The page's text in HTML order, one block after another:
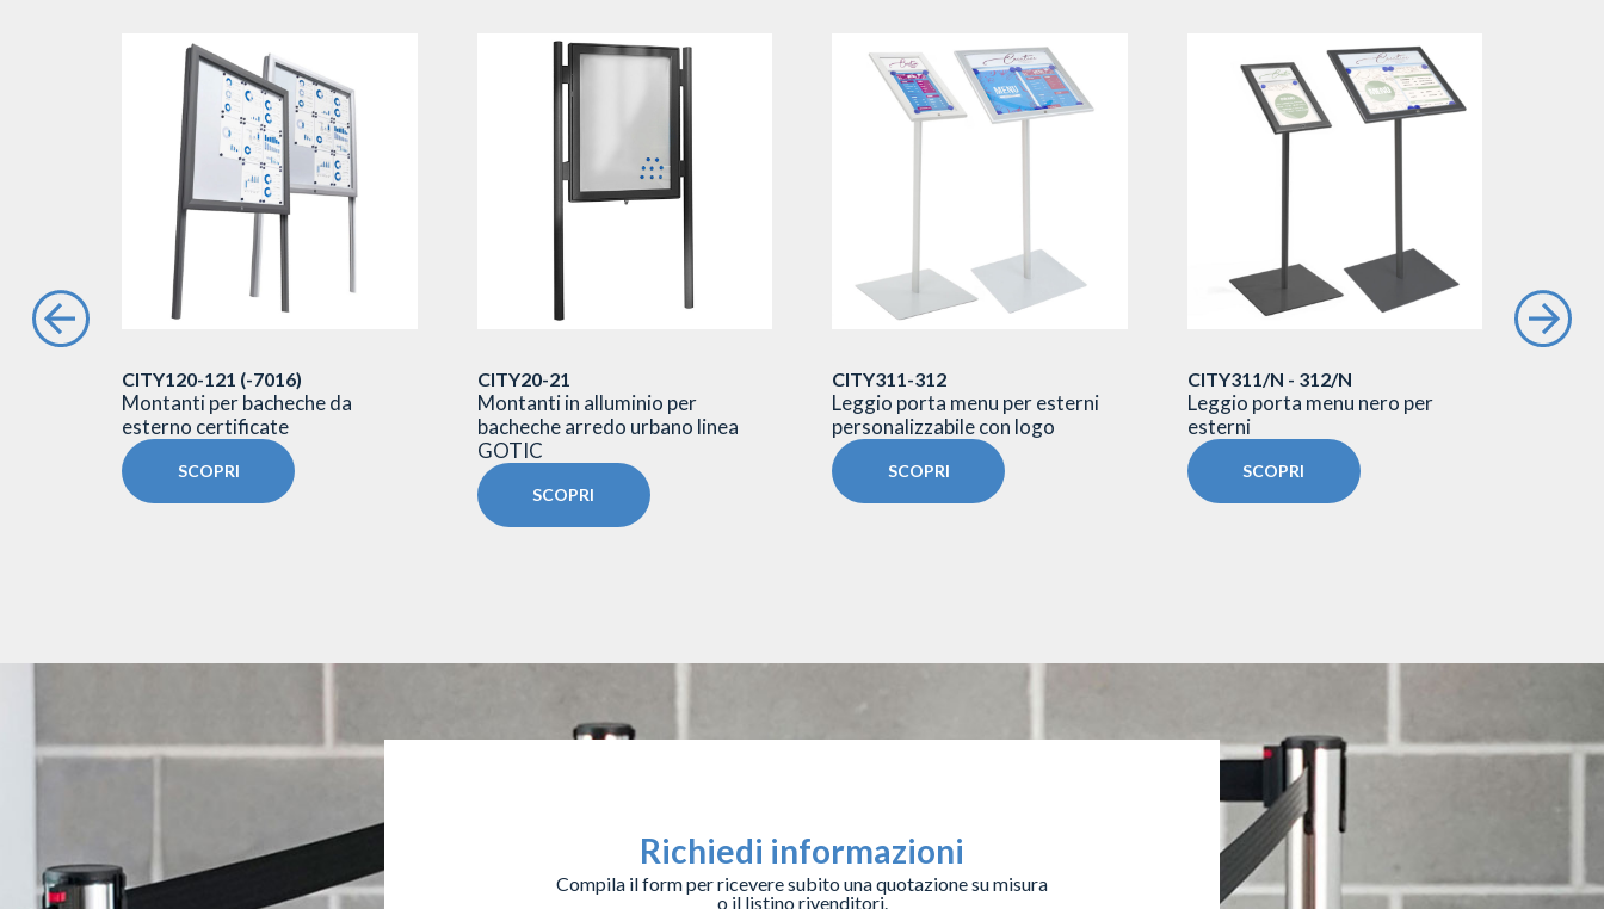
CITY120-121 (-7016)
Montanti per bacheche da
esterno certificate
SCOPRI
CITY20-21
Montanti in alluminio per
bacheche arredo urbano linea
GOTIC
SCOPRI
CITY311-312
Leggio porta menu per esterni
personalizzabile con logo
SCOPRI
CITY311/N - 312/N
Leggio porta menu nero per
esterni
SCOPRI
Richiedi informazioni
Compila il form per ricevere subito una quotazione su misura
o il listino rivenditori.